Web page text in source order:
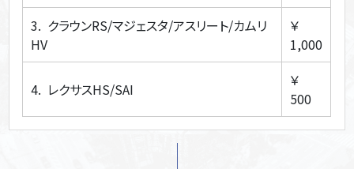
3. クラウンRS/マジェスタ/アスリート/カムリ
HV
￥
1,000
4. レクサスHS/SAI
￥
500